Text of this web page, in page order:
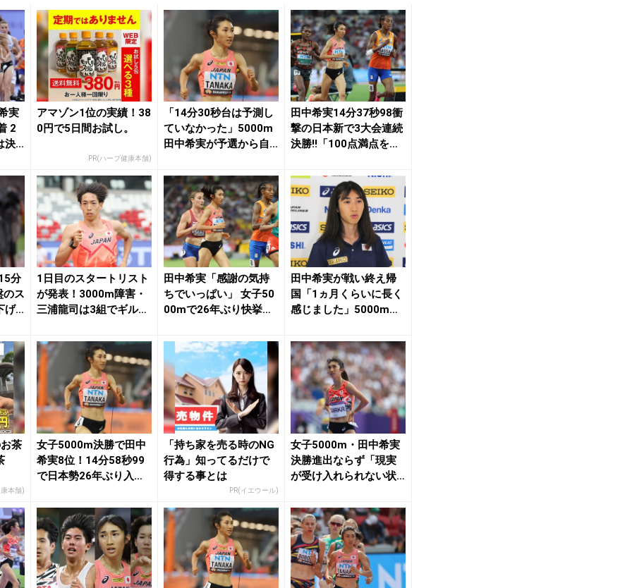
実
2
決
アマゾン1位の実績！38
0円で5日間お試し。
PR(ハーブ健康本舗)
「14分30秒台は予測し
ていなかった」5000m
田中希実が予選から自
田中希実14分37秒98衝
撃の日本新で3大会連続
決勝!!「100点満点を見
分
のス
げ
1日目のスタートリスト
が発表！3000m障害・
三浦龍司は3組でギルマ
田中希実「感謝の気持
ちでいっぱい」 女子50
00mで26年ぶり快挙！
田中希実が戦い終え帰
国「1ヵ月くらいに長く
感じました」5000mで
茶
本舗)
女子5000m決勝で田中
希実8位！14分58秒99
で日本勢26年ぶり入賞
「持ち家を売る時のNG
行為」知ってるだけで
得する事とは
PR(イエウール)
女子5000m・田中希実
決勝進出ならず「現実
が受け入れられない状